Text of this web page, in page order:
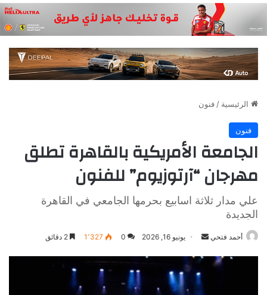
الرئيسية / فنون
فنون
الجامعة الأمريكية بالقاهرة تطلق
مهرجان “آرتوزيوم” للفنون
علي مدار ثلاثة اسابيع بحرمها الجامعي في القاهرة
الجديدة
أحمد فتحي
أرسل
إلكترونيا
يونيو 16, 2026 0 1٬327